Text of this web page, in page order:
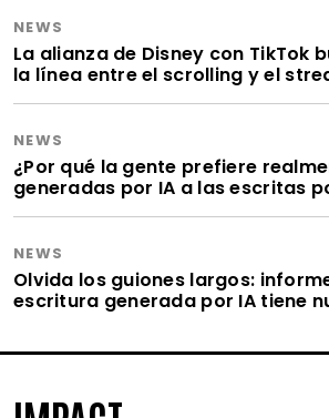
NEWS
La alianza de Disney con TikTok
la línea entre el scrolling y el
NEWS
¿Por qué la gente prefiere
generadas por IA a las escritas
NEWS
Olvida los guiones largos:
escritura generada por IA tiene